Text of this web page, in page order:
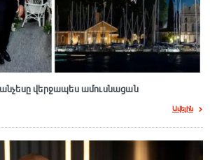
վերջապես ամուսնացան
Ավելին